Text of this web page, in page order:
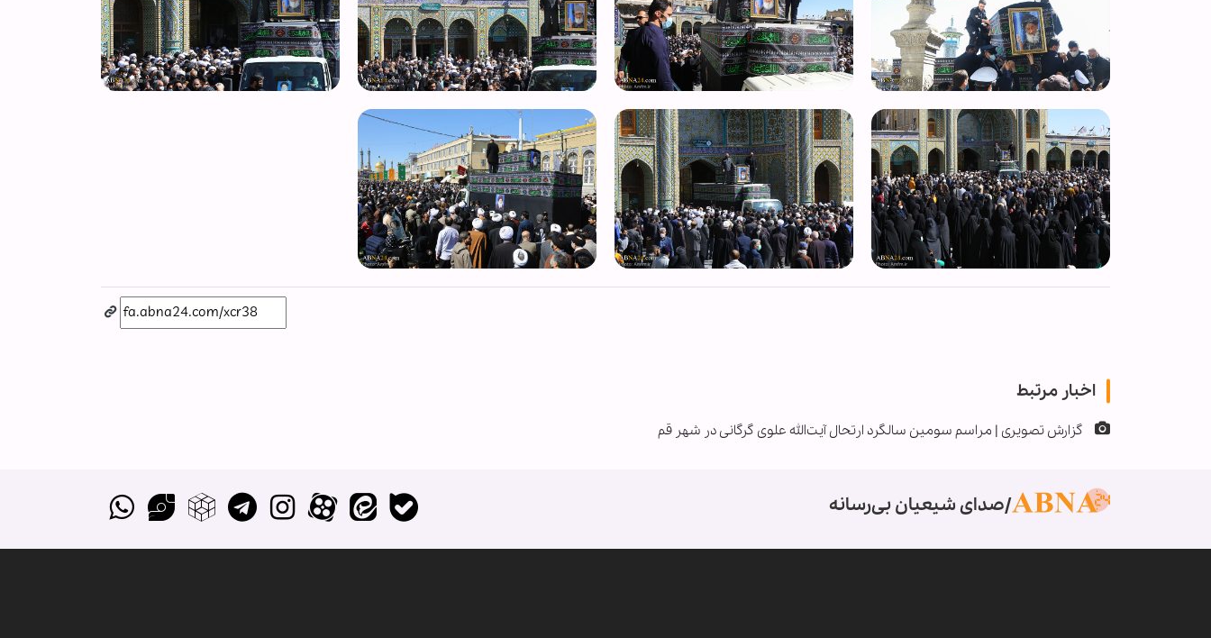
اخبار مرتبط
گزارش تصویری | مراسم سومین سالگرد ارتحال آیت‌الله علوی گرگانی در شهر قم
صدای شیعیان بی‌رسانه